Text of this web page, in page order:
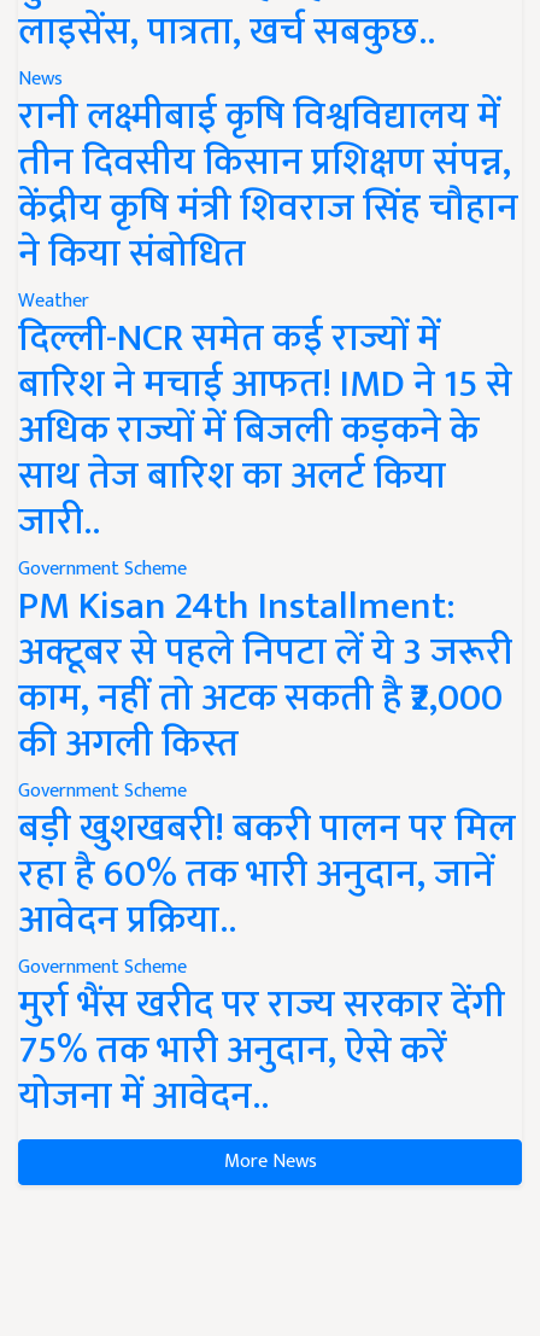
लाइसेंस, पात्रता, खर्च सबकुछ..
News
रानी लक्ष्मीबाई कृषि विश्वविद्यालय में
तीन दिवसीय किसान प्रशिक्षण संपन्न,
केंद्रीय कृषि मंत्री शिवराज सिंह चौहान
ने किया संबोधित
Weather
दिल्ली-NCR समेत कई राज्यों में
बारिश ने मचाई आफत! IMD ने 15 से
अधिक राज्यों में बिजली कड़कने के
साथ तेज बारिश का अलर्ट किया
जारी..
Government Scheme
PM Kisan 24th Installment:
अक्टूबर से पहले निपटा लें ये 3 जरूरी
काम, नहीं तो अटक सकती है ₹2,000
की अगली किस्त
Government Scheme
बड़ी खुशखबरी! बकरी पालन पर मिल
रहा है 60% तक भारी अनुदान, जानें
आवेदन प्रक्रिया..
Government Scheme
मुर्रा भैंस खरीद पर राज्य सरकार देंगी
75% तक भारी अनुदान, ऐसे करें
योजना में आवेदन..
More News